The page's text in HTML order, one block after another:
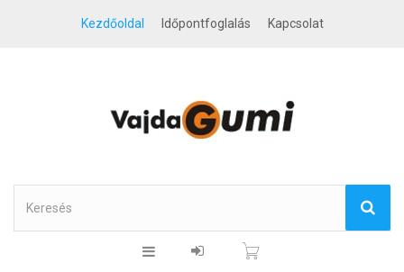
Kezdőoldal Időpontfoglalás Kapcsolat